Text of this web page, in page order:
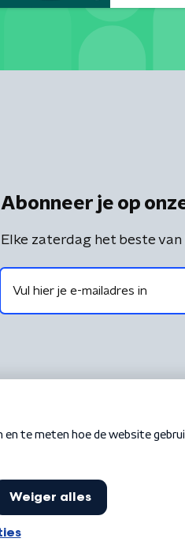
Abonneer je op
Elke zaterdag het beste van